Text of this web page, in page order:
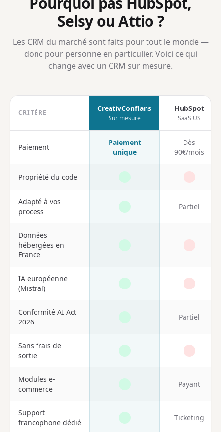
Selsy ou Attio ?
Les CRM du marché sont faits pour tout le monde —
donc pour personne en particulier. Voici ce qui
change avec un CRM sur mesure.
CRITÈRE CreativConflans
Sur mesure
HubSpot
SaaS US
Paiement
Paiement
unique
Dès
90€/mois
Propriété du code
Adapté à vos
process
Partiel
Données
hébergées en
France
IA européenne
(Mistral)
Conformité AI Act
2026
Partiel
Sans frais de
sortie
Modules e-
commerce
Payant
Support
francophone dédié
Ticketing